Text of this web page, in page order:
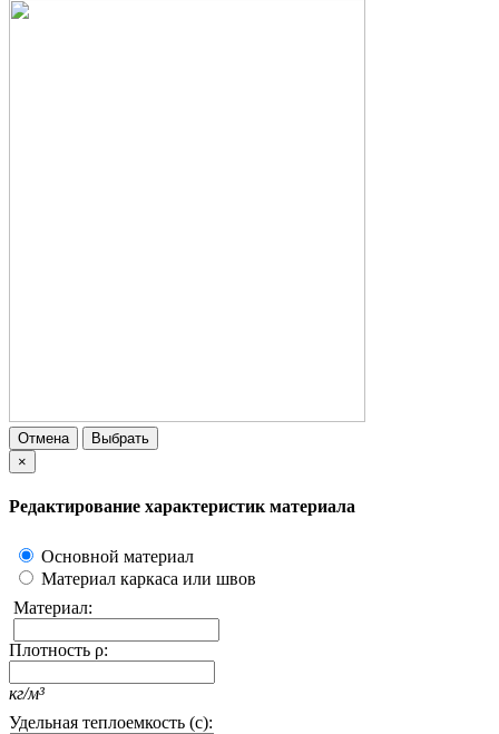
Отмена
Выбрать
×
Редактирование характеристик материала
Основной материал
Материал каркаса или швов
Материал:
Плотность ρ:
кг/м³
Удельная теплоемкость (c):